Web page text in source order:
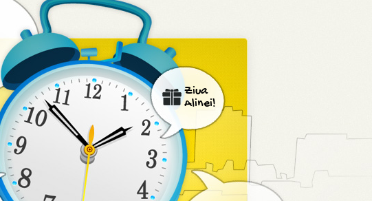
Ziua
Alinei!